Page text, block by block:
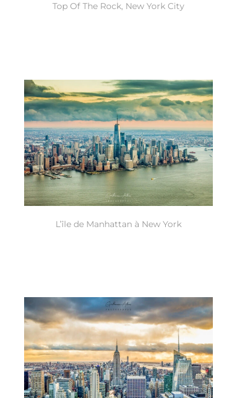
Top Of The Rock, New York City
L’île de Manhattan à New York